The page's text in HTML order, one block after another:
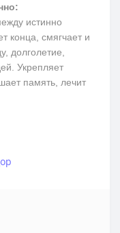
истинно
конца, смягчает и
долголетие,
Укрепляет
память, лечит